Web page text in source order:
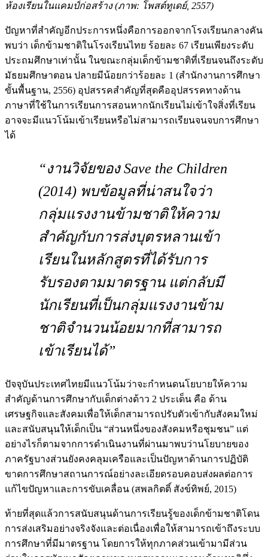
ห้องเรียนในแคมป์ก่อสร้าง (ภาพ: โพสต์ทูเดย์, 2557)
ปัญหาที่สําคัญอีกประการหนึ่งคือการออกจากโรงเรียนกลางคัน
พบว่า เด็กข้ามชาติในโรงเรียนไทย ร้อยละ 67 เรียนเพียงระดับ
ประถมศึกษาเท่านั้น ในขณะกลุ่มเด็กข้ามชาติที่เรียนจนถึงระดับ
มัธยมศึกษาตอน ปลายมีน้อยกว่าร้อยละ 1 (สํานักงานการศึกษา
ขั้นพื้นฐาน, 2556) อุปสรรคสําคัญที่สุดคืออุปสรรคทางด้าน
ภาษาที่ใช้ในการเรียนการสอนหากนักเรียนไม่เข้าใจสิ่งที่เรียน
อาจจะมีแนวโน้มเข้าเรียนหรือไม่สามารถเรียนจนจบการศึกษา
ได้
“งานวิจัยของ Save the Children
(2014) พบข้อมูลที่น่าสนใจว่า
กลุ่มแรงงานข้ามชาติให้ความ
สำคัญกับการส่งบุตรหลานเข้า
เรียนในหลักสูตรที่ได้รับการ
รับรองตามมาตรฐาน แต่กลับมี
นักเรียนที่เป็นกลุ่มแรงงานข้าม
ชาติจำนวนน้อยมากที่สามารถ
เข้าเรียนได้”
ปัจจุบันประเทศไทยมีแนวโน้มว่าจะกำหนดนโยบายให้ความ
สำคัญด้านการศึกษากับเด็กต่างด้าว 2 ประเด็น คือ ด้าน
เศรษฐกิจและสังคมเพื่อให้เด็กสามารถปรับตัวเข้ากับสังคมใหม่
และสนับสนุนให้เด็กเป็น “ส่วนหนึ่งของสังคมหรือชุมชน” แต่
อย่างไรก็ตามจากการดำเนินงานที่ผ่านมาพบว่านโยบายของ
ภาครัฐบางส่วนยังคงคลุมเครือและเป็นปัญหาด้านการปฏิบัติ
ขาดการศึกษาสถานการณ์อย่างละเอียดรอบคอบส่งผลต่อการ
แก้ไขปัญหาและการขับเคลื่อน (สพลกิตติ์ สังข์ทิพย์, 2015)
ท้ายที่สุดแล้วการสนับสนุนด้านการเรียนรู้ของเด็กข้ามชาติโดน
การส่งเสริมอย่างจริงจังและต่อเนื่องเพื่อให้สามารถเข้าถึงระบบ
การศึกษาที่มีมาตรฐาน โดยการให้ทุกภาคส่วนเข้ามามีส่วน